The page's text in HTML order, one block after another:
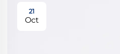
21
Oct